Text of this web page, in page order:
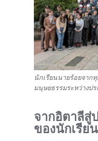
นักเรียนนายร้อยจาก
มนุษยธรรมระหว่างป
จากอิตาลีสู่
ของนักเรีย